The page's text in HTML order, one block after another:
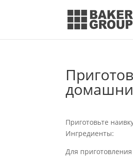
Приготовьте
Ингредиенты:
Для